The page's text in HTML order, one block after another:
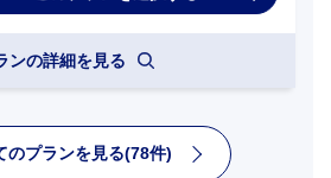
ンの詳細を見る
のプランを見る(78件)